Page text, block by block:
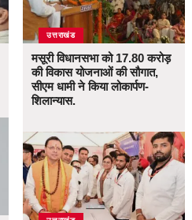
उत्तराखंड
मसूरी विधानसभा को 17.80 करोड़
की विकास योजनाओं की सौगात,
सीएम धामी ने किया लोकार्पण-
शिलान्यास.